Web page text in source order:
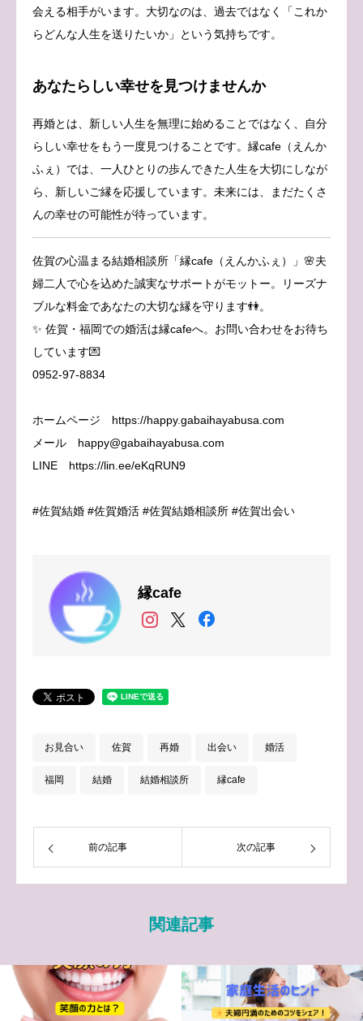
会える相手がいます。大切なのは、過去ではなく「これか
らどんな人生を送りたいか」という気持ちです。
あなたらしい幸せを見つけませんか
再婚とは、新しい人生を無理に始めることではなく、自分
らしい幸せをもう一度見つけることです。縁cafe（えんか
ふぇ）では、一人ひとりの歩んできた人生を大切にしなが
ら、新しいご縁を応援しています。未来には、まだたくさ
んの幸せの可能性が待っています。
佐賀の心温まる結婚相談所「縁cafe（えんかふぇ）」🌸夫
婦二人で心を込めた誠実なサポートがモットー。リーズナ
ブルな料金であなたの大切な縁を守ります👫。
✨ 佐賀・福岡での婚活は縁cafeへ。お問い合わせをお待ち
しています💌
0952-97-8834
ホームページ https://happy.gabaihayabusa.com
メール happy@gabaihayabusa.com
LINE https://lin.ee/eKqRUN9
#佐賀結婚 #佐賀婚活 #佐賀結婚相談所 #佐賀出会い
縁cafe
お見合い 佐賀 再婚 出会い 婚活
福岡 結婚 結婚相談所 縁cafe
前の記事 次の記事
関連記事